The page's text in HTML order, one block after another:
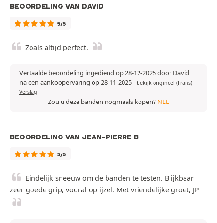
BEOORDELING VAN DAVID
5/5
Zoals altijd perfect.
Vertaalde beoordeling ingediend op 28-12-2025 door David
na een aankoopervaring op 28-11-2025- bekijk origineel (Frans)
Verslag
Zou u deze banden nogmaals kopen? NEE
BEOORDELING VAN JEAN-PIERRE B
5/5
Eindelijk sneeuw om de banden te testen. Blijkbaar
zeer goede grip, vooral op ijzel. Met vriendelijke groet, JP